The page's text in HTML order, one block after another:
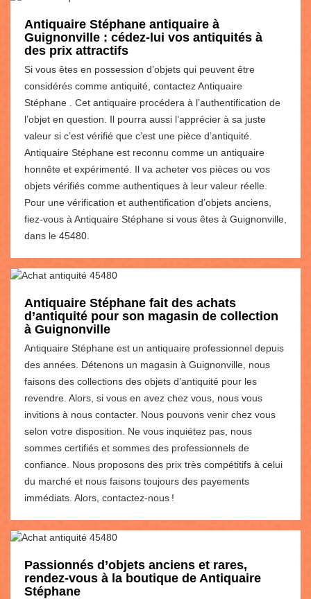
Antiquaire Stéphane antiquaire à
Guignonville : cédez-lui vos antiquités à
des prix attractifs
Si vous êtes en possession d’objets qui peuvent être
considérés comme antiquité, contactez Antiquaire
Stéphane . Cet antiquaire procédera à l’authentification de
l’objet en question. Il pourra aussi l’apprécier à sa juste
valeur si c’est vérifié que c’est une pièce d’antiquité.
Antiquaire Stéphane est reconnu comme un antiquaire
honnête et expérimenté. Il va acheter vos pièces ou vos
objets vérifiés comme authentiques à leur valeur réelle.
Pour une vérification et authentification d’objets anciens,
fiez-vous à Antiquaire Stéphane si vous êtes à Guignonville,
dans le 45480.
Antiquaire Stéphane fait des achats
d’antiquité pour son magasin de collection
à Guignonville
Antiquaire Stéphane est un antiquaire professionnel depuis
des années. Détenons un magasin à Guignonville, nous
faisons des collections des objets d’antiquité pour les
revendre. Alors, si vous en avez chez vous, nous vous
invitions à nous contacter. Nous pouvons venir chez vous
selon votre disposition. Ne vous inquiétez pas, nous
sommes certifiés et sommes des professionnels de
confiance. Nous proposons des prix très compétitifs à celui
du marché et nous faisons toujours des payements
immédiats. Alors, contactez-nous !
Passionnés d’objets anciens et rares,
rendez-vous à la boutique de Antiquaire
Stéphane